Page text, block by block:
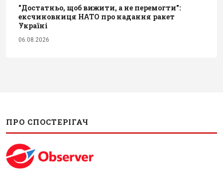
"Достатньо, щоб вижити, а не перемогти":
ексчиновниця НАТО про надання ракет
Україні
06.08.2026
ПРО СПОСТЕРІГАЧ